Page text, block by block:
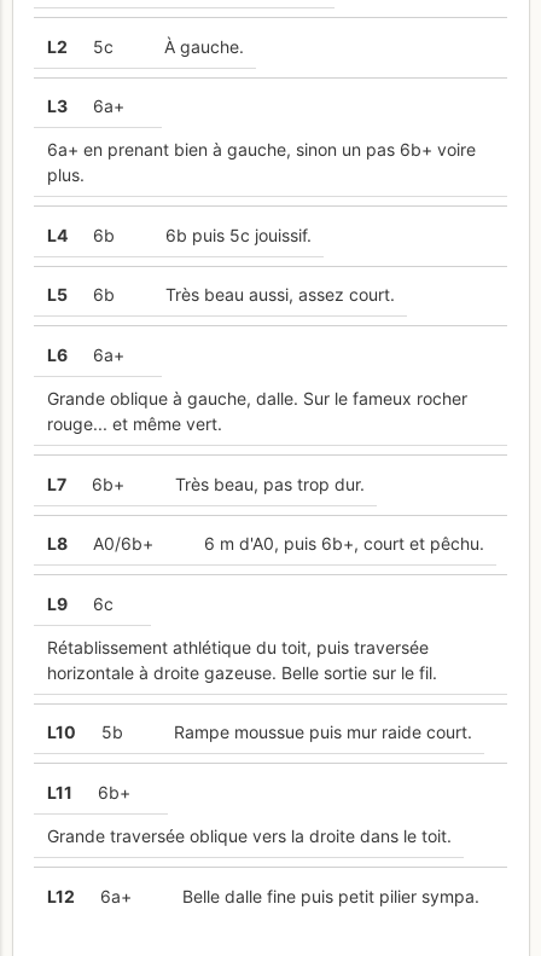
L2 5c À gauche.
L3 6a+
6a+ en prenant bien à gauche, sinon un pas 6b+ voire
plus.
L4 6b 6b puis 5c jouissif.
L5 6b Très beau aussi, assez court.
L6 6a+
Grande oblique à gauche, dalle. Sur le fameux rocher
rouge... et même vert.
L7 6b+ Très beau, pas trop dur.
L8 A0/6b+ 6 m d'A0, puis 6b+, court et pêchu.
L9 6c
Rétablissement athlétique du toit, puis traversée
horizontale à droite gazeuse. Belle sortie sur le fil.
L10 5b Rampe moussue puis mur raide court.
L11 6b+
Grande traversée oblique vers la droite dans le toit.
L12 6a+ Belle dalle fine puis petit pilier sympa.